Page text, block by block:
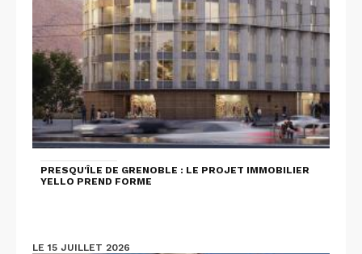
PRESQU'ÎLE DE GRENOBLE : LE PROJET IMMOBILIER
YELLO PREND FORME
LE 15 JUILLET 2026